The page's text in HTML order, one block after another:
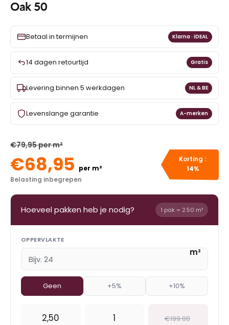
Oak 50
Betaal in termijnen Klarna · iDEAL
14 dagen retourtijd Gratis
Levering binnen 5 werkdagen NL & BE
Levenslange garantie A-merken
€79,95 per m²
€68,95 per m²
Belasting inbegrepen
Korting :
14%
Hoeveel pakken heb je nodig? 1 pak = 2.50 m²
OPPERVLAKTE
m²
Geen +5% +10%
2,50 1 €199.88